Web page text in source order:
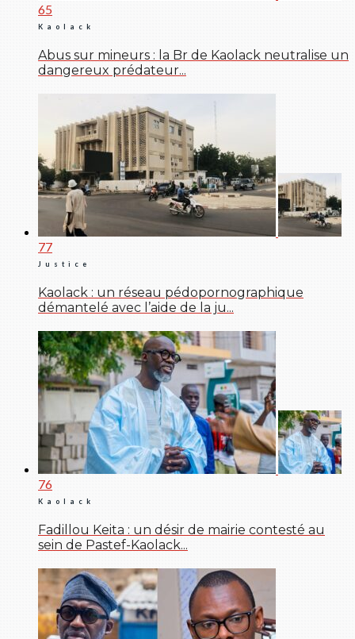
65
Kaolack
Abus sur mineurs : la Br de Kaolack neutralise un
dangereux prédateur...
77
Justice
Kaolack : un réseau pédopornographique
démantelé avec l’aide de la ju...
76
Kaolack
Fadillou Keita : un désir de mairie contesté au
sein de Pastef-Kaolack...